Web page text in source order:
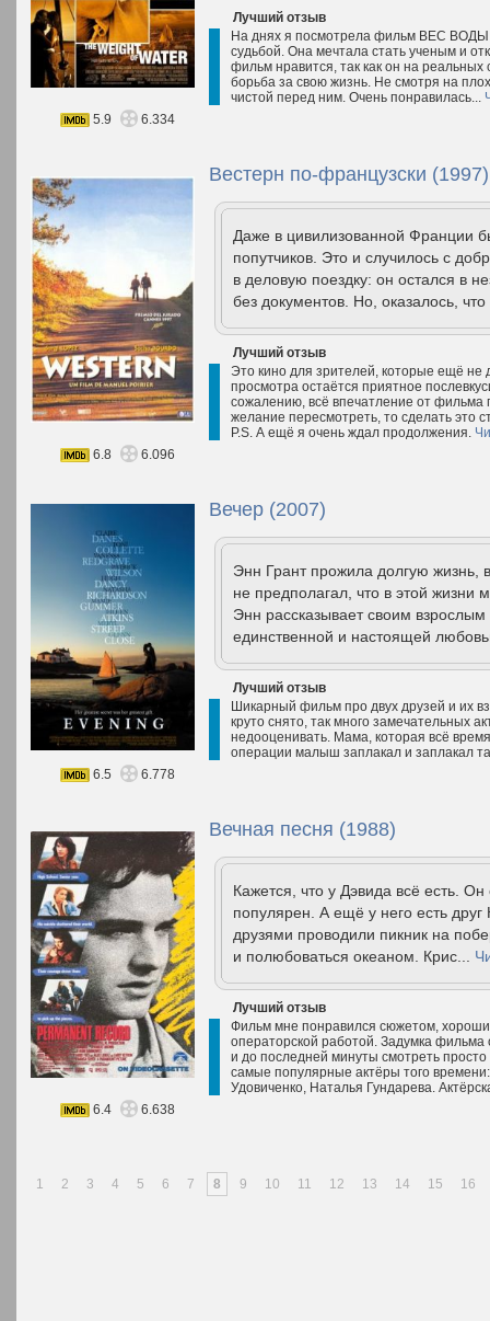
Лучший отзыв
На днях я посмотрела фильм ВЕС
судьбой. Она мечтала стать ученым и
фильм нравится, так как он на
борьба за свою жизнь. Не смотря на
чистой перед ним. Очень понравилась...
5.9
6.334
Вестерн по-французски (1997)
Даже в цивилизованной Франции
попутчиков. Это и случилось с
в деловую поездку: он остался в
без документов. Но, оказалось,
Лучший отзыв
Это кино для зрителей, которые ещё
просмотра остаётся приятное
сожалению, всё впечатление от фильма
желание пересмотреть, то сделать это
P.S. А ещё я очень ждал продолжения.
6.8
6.096
Вечер (2007)
Энн Грант прожила долгую жизнь,
не предполагал, что в этой
Энн рассказывает своим
единственной и настоящей
Лучший отзыв
Шикарный фильм про двух друзей и их
круто снято, так много замечательных
недооценивать. Мама, которая всё
операции малыш заплакал и заплакал
6.5
6.778
Вечная песня (1988)
Кажется, что у Дэвида всё есть.
популярен. А ещё у него есть
друзями проводили пикник на
и полюбоваться океаном. Крис...
Лучший отзыв
Фильм мне понравился сюжетом,
операторской работой. Задумка
и до последней минуты смотреть
самые популярные актёры того
Удовиченко, Наталья Гундарева.
6.4
6.638
1 2 3 4 5 6 7 8 9 10 11 12 13 14 15 16